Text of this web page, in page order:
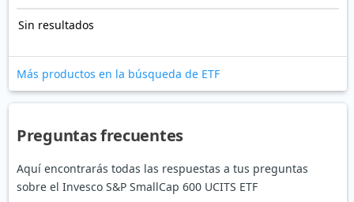
Sin resultados
Más productos en la búsqueda de ETF
Preguntas frecuentes
Aquí encontrarás todas las respuestas a tus preguntas
sobre el Invesco S&P SmallCap 600 UCITS ETF